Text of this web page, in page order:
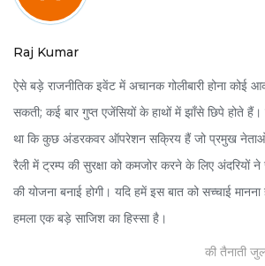
Raj Kumar
ऐसे बड़े राजनीतिक इवेंट में अचानक गोलीबारी होना कोई
सकती; कई बार गुप्त एजेंसियों के हाथों में झाँसे छिपे होते हैं।
था कि कुछ अंडरकवर ऑपरेशन सक्रिय हैं जो प्रमुख
रैली में ट्रम्प की सुरक्षा को कमजोर करने के लिए अंदरियों
की योजना बनाई होगी। यदि हमें इस बात को सच्चाई
हमला एक बड़े साजिश का हिस्सा है।
की तैनाती